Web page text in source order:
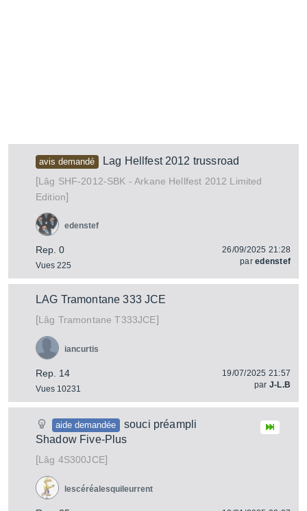
avis demandé
Lag Hellfest 2012 trussroad
[Lâg SHF-2012-SBK - Arkane Hellfest 2012 Limited
Edition]
Rep. 0
Vues 225
edenstef
26/09/2025 21:28
paredenstef
LAG Tramontane 333 JCE
[Lâg Tramontane T333JCE]
Rep. 14
Vues 10231
iancurtis
19/07/2025 21:57
par J-L.B
aide demandée
souci préampli
Shadow Five-Plus
[Lâg 4S300JCE]
lescéréalesquileurrent